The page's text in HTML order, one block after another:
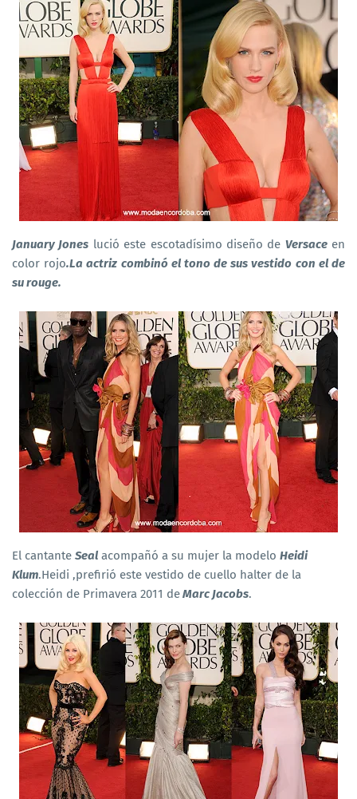
January Jones lució este escotadísimo diseño de Versaceen
color rojo.La actriz combinó el tono de sus vestido con el de
su rouge.
El cantante Seal acompañó a su mujer la modelo Heidi
Klum.Heidi ,prefirió este vestido de cuello halter de la
colección de Primavera 2011 deMarc Jacobs.